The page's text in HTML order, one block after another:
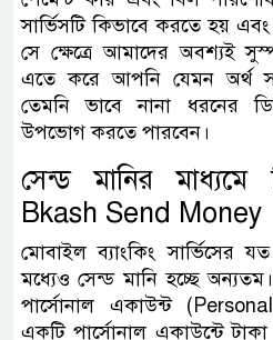
সার্ভিসটি কিভাবে করতে হয়
সে ক্ষেত্রে আমাদের অবশ্যই
এতে করে আপনি যেমন অর্থ
তেমনি ভাবে নানা ধরনের
উপভোগ করতে পারবেন।
সেন্ড মানির
Bkash Send Money
মোবাইল ব্যাংকিং সার্ভিসের
মধ্যেও সেন্ড মানি হচ্ছে
পার্সোনাল একাউন্ট
একটি পার্সোনাল একাউন্টে